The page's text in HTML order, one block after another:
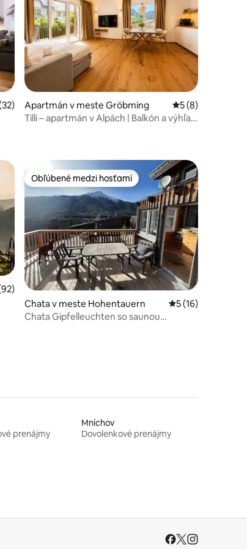
ohodnotenie 5 z 5, počet hodnotení: 32
Apartmán v meste Gröbming Priemerné
5 (8)
Tilli – apartmán v Alpách | Balkón a výhľad
3 ohodnotenie 5 z 5, počet hodnotení: 92
Obľúbené medzi hosťami
Obľúbené medzi hosťami
Chata v meste Hohentauern Priemerné
5 (16)
Chata Gipfelleuchten so saunou
prenájmy
Mníchov
Dovolenkové prenájmy